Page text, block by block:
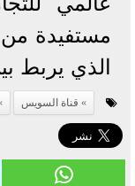
مستفيدة من
الذي يربط
قناة السويس